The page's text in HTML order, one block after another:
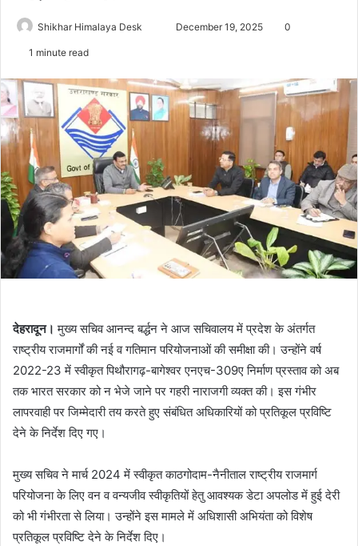
Shikhar Himalaya Desk December 19, 2025 0
1 minute read
देहरादून। मुख्य सचिव आनन्द बर्द्धन ने आज सचिवालय में प्रदेश के अंतर्गत
राष्ट्रीय राजमार्गों की नई व गतिमान परियोजनाओं की समीक्षा की। उन्होंने वर्ष
2022-23 में स्वीकृत पिथौरागढ़-बागेश्वर एनएच-309ए निर्माण प्रस्ताव को अब
तक भारत सरकार को न भेजे जाने पर गहरी नाराजगी व्यक्त की। इस गंभीर
लापरवाही पर जिम्मेदारी तय करते हुए संबंधित अधिकारियों को प्रतिकूल प्रविष्टि
देने के निर्देश दिए गए।
मुख्य सचिव ने मार्च 2024 में स्वीकृत काठगोदाम-नैनीताल राष्ट्रीय राजमार्ग
परियोजना के लिए वन व वन्यजीव स्वीकृतियों हेतु आवश्यक डेटा अपलोड में हुई देरी
को भी गंभीरता से लिया। उन्होंने इस मामले में अधिशासी अभियंता को विशेष
प्रतिकूल प्रविष्टि देने के निर्देश दिए।